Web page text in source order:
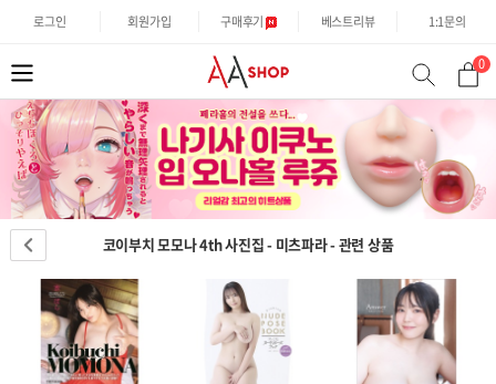
로그인 회원가입 구매후기 베스트리뷰 1:1문의
류
색
0
코이부치 모모나 4th 사진집 - 미츠파라 - 관련 상품